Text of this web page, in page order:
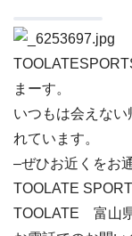
まーす。
いつもは会えない
れています。
–ぜひお近くをお
TOOLATE
TOOLATE 富山